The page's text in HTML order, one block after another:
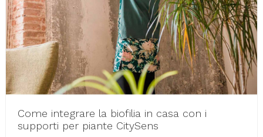
Come integrare la biofilia in casa con i
supporti per piante CitySens